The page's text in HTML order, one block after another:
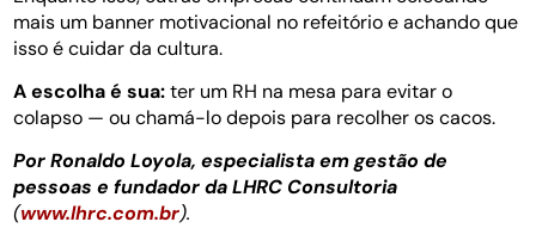
mais um banner motivacional no refeitório e achando que
isso é cuidar da cultura.
A escolha é sua:ter um RH na mesa para evitar o
colapso — ou chamá-lo depois para recolher os cacos.
Por Ronaldo Loyola, especialista em gestão de
pessoas e fundador da LHRC Consultoria
(www.lhrc.com.br).